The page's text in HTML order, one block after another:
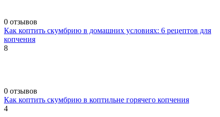
0 отзывов
Как коптить скумбрию в домашних условиях: 6 рецептов для
копчения
8
0 отзывов
Как коптить скумбрию в коптильне горячего копчения
4